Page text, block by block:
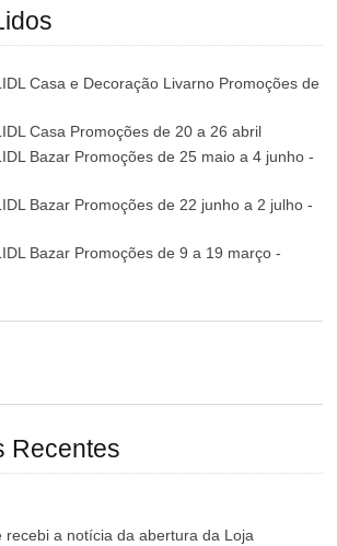
Casa e Decoração Livarno Promoções de
Casa Promoções de 20 a 26 abril
Bazar Promoções de 25 maio a 4 junho -
Bazar Promoções de 22 junho a 2 julho -
Bazar Promoções de 9 a 19 março -
Recentes
recebi a notícia da abertura da Loja